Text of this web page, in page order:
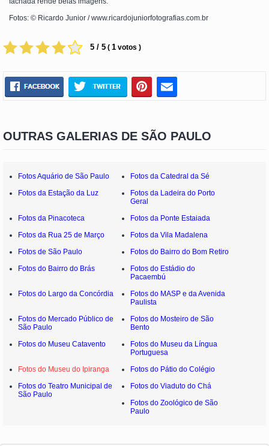
Fotos: © Ricardo Junior / www.ricardojuniorfotografias.com.br
5 / 5 ( 1 votos )
OUTRAS GALERIAS DE SÃO PAULO
Fotos Aquário de São Paulo
Fotos da Catedral da Sé
Fotos da Estação da Luz
Fotos da Ladeira do Porto
Geral
Fotos da Pinacoteca
Fotos da Ponte Estaiada
Fotos da Rua 25 de Março
Fotos da Vila Madalena
Fotos de São Paulo
Fotos do Bairro do Bom Retiro
Fotos do Bairro do Brás
Fotos do Estádio do
Pacaembú
Fotos do Largo da Concórdia
Fotos do MASP e da Avenida
Paulista
Fotos do Mercado Público de
São Paulo
Fotos do Mosteiro de São
Bento
Fotos do Museu Catavento
Fotos do Museu da Língua
Portuguesa
Fotos do Museu do Ipiranga
Fotos do Pátio do Colégio
Fotos do Teatro Municipal de
São Paulo
Fotos do Viaduto do Chá
Fotos do Zoológico de São
Paulo